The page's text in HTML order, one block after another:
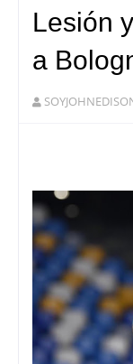
Lesión
a